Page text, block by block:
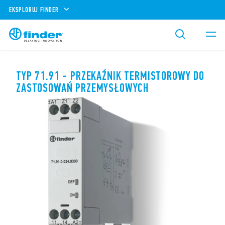
EKSPLORUJ FINDER
TYP 71.91 - PRZEKAŹNIK TERMISTOROWY DO
ZASTOSOWAŃ PRZEMYSŁOWYCH